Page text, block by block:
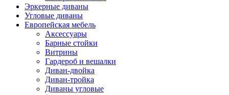
Эркерные диваны
Угловые диваны
Европейская мебель
Аксессуары
Барные стойки
Витрины
Гардероб и вешалки
Диван-двойка
Диван-тройка
Диваны угловые